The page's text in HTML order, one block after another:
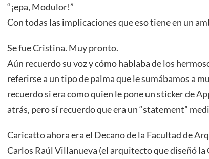
“¡epa, Modulor!”
Con todas las implicaciones que eso tiene en un
Se fue Cristina. Muy pronto.
Aún recuerdo su voz y cómo hablaba de los
referirse a un tipo de palma que le sumábamos a
recuerdo si era como quien le pone un sticker de
atrás, pero sí recuerdo que era un “statement”
Caricatto ahora era el Decano de la Facultad de
Carlos Raúl Villanueva (el arquitecto que diseñó